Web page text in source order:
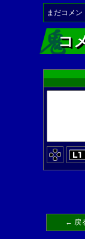
まだコメン
コ
← 戻